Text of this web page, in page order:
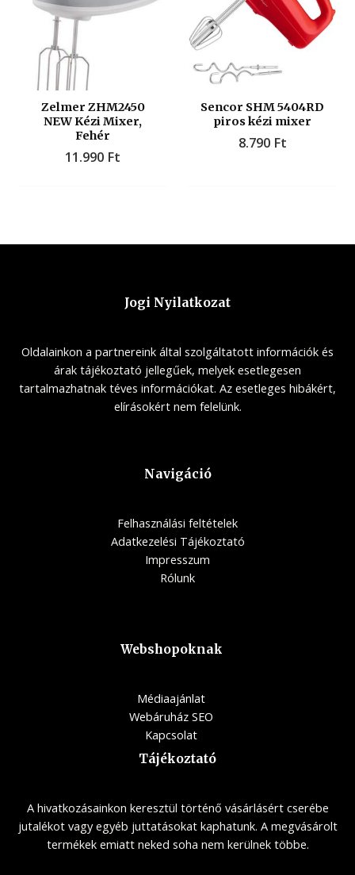
Zelmer ZHM2450
NEW Kézi Mixer,
Fehér
11.990 Ft
Sencor SHM 5404RD
piros kézi mixer
8.790 Ft
Jogi Nyilatkozat
Oldalainkon a partnereink által szolgáltatott információk és
árak tájékoztató jellegűek, melyek esetlegesen
tartalmazhatnak téves információkat. Az esetleges hibákért,
elírásokért nem felelünk.
Navigáció
Felhasználási feltételek
Adatkezelési Tájékoztató
Impresszum
Rólunk
Webshopoknak
Médiaajánlat
Webáruház SEO
Kapcsolat
Tájékoztató
A hivatkozásainkon keresztül történő vásárlásért cserébe
jutalékot vagy egyéb juttatásokat kaphatunk. A megvásárolt
termékek emiatt neked soha nem kerülnek többe.